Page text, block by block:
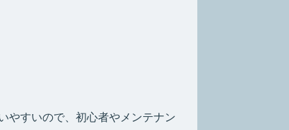
やすいので、初心者やメンテナン